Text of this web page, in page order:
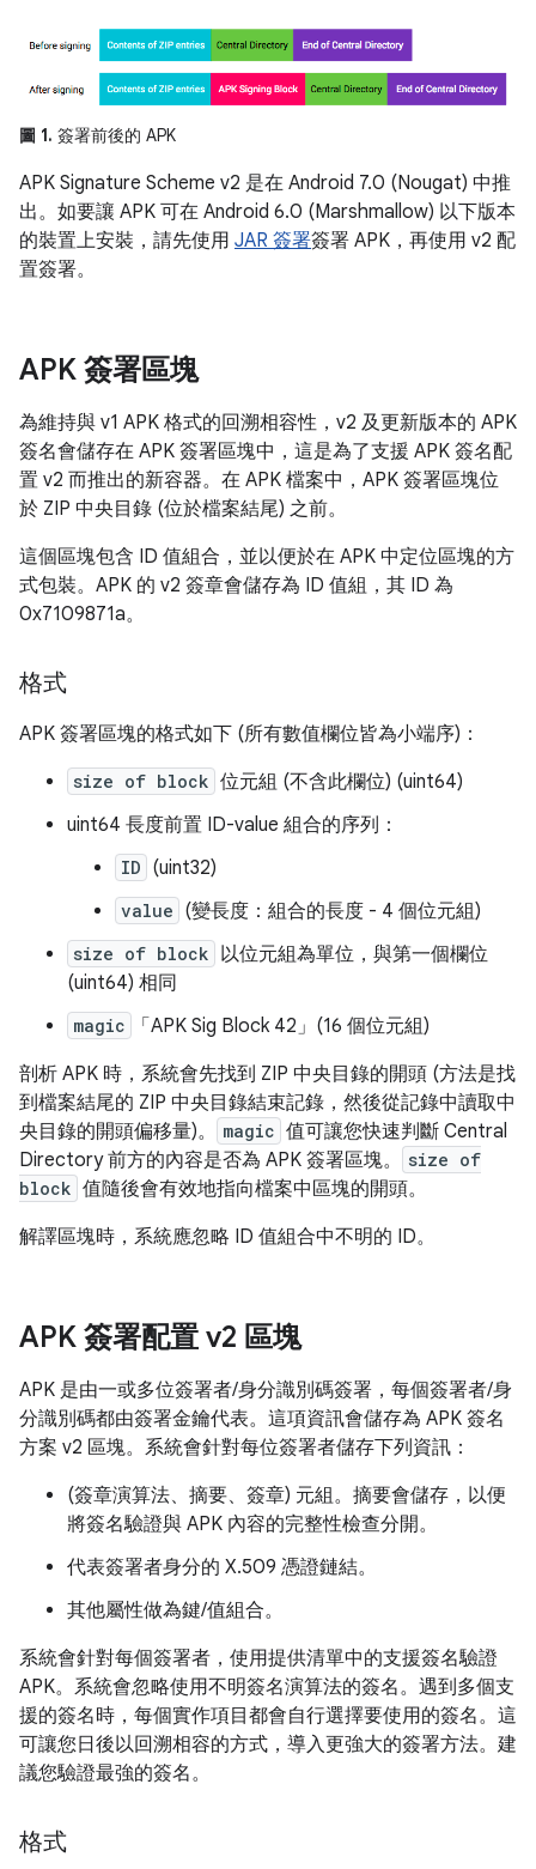
圖 1. 簽署前後的 APK
APK Signature Scheme v2 是在 Android 7.0 (Nougat) 中推
出。如要讓 APK 可在 Android 6.0 (Marshmallow) 以下版本
的裝置上安裝，請先使用 JAR 簽署簽署 APK，再使用 v2 配
置簽署。
APK 簽署區塊
為維持與 v1 APK 格式的回溯相容性，v2 及更新版本的 APK
簽名會儲存在 APK 簽署區塊中，這是為了支援 APK 簽名配
置 v2 而推出的新容器。在 APK 檔案中，APK 簽署區塊位
於 ZIP 中央目錄 (位於檔案結尾) 之前。
這個區塊包含 ID 值組合，並以便於在 APK 中定位區塊的方
式包裝。APK 的 v2 簽章會儲存為 ID 值組，其 ID 為
0x7109871a。
格式
APK 簽署區塊的格式如下 (所有數值欄位皆為小端序)：
size of block 位元組 (不含此欄位) (uint64)
uint64 長度前置 ID-value 組合的序列：
ID (uint32)
value (變長度：組合的長度 - 4 個位元組)
size of block 以位元組為單位，與第一個欄位
(uint64) 相同
magic
「APK Sig Block 42」(16 個位元組)
剖析 APK 時，系統會先找到 ZIP 中央目錄的開頭 (方法是找
到檔案結尾的 ZIP 中央目錄結束記錄，然後從記錄中讀取中
央目錄的開頭偏移量)。
magic 值可讓您快速判斷 Central
Directory 前方的內容是否為 APK 簽署區塊。
size of
block 值隨後會有效地指向檔案中區塊的開頭。
解譯區塊時，系統應忽略 ID 值組合中不明的 ID。
APK 簽署配置 v2 區塊
APK 是由一或多位簽署者/身分識別碼簽署，每個簽署者/身
分識別碼都由簽署金鑰代表。這項資訊會儲存為 APK 簽名
方案 v2 區塊。系統會針對每位簽署者儲存下列資訊：
(簽章演算法、摘要、簽章) 元組。摘要會儲存，以便
將簽名驗證與 APK 內容的完整性檢查分開。
代表簽署者身分的 X.509 憑證鏈結。
其他屬性做為鍵/值組合。
系統會針對每個簽署者，使用提供清單中的支援簽名驗證
APK。系統會忽略使用不明簽名演算法的簽名。遇到多個支
援的簽名時，每個實作項目都會自行選擇要使用的簽名。這
可讓您日後以回溯相容的方式，導入更強大的簽署方法。建
議您驗證最強的簽名。
格式